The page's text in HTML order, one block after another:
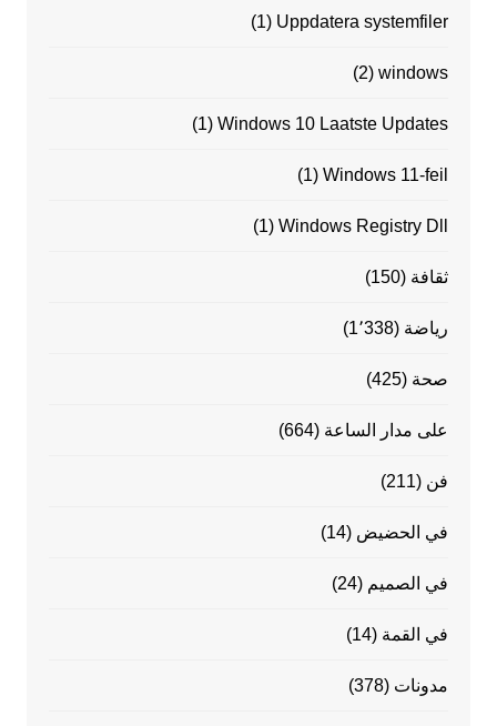
Uppdatera systemfiler
(1)
windows
(2)
Windows 10 Laatste Updates
(1)
Windows 11-feil
(1)
Windows Registry Dll
(1)
ثقافة (150)
رياضة (1٬338)
صحة (425)
على مدار الساعة (664)
فن (211)
في الحضيض (14)
في الصميم (24)
في القمة (14)
مدونات (378)